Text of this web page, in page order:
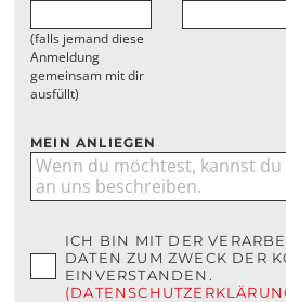
(falls jemand diese
Anmeldung
gemeinsam mit dir
ausfüllt)
MEIN ANLIEGEN
ICH BIN MIT DER
DATEN ZUM ZWECK DER
EINVERSTANDEN.